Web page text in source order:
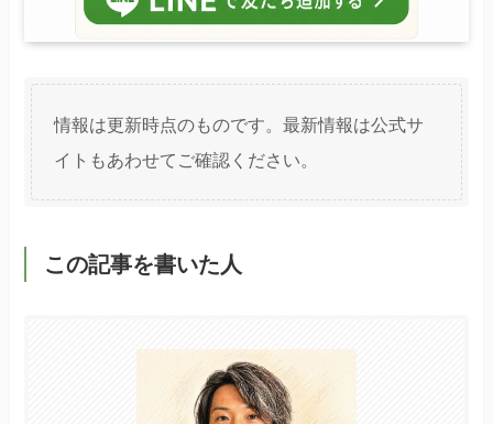
情報は更新時点のものです。最新情報は公式サ
イトもあわせてご確認ください。
この記事を書いた人